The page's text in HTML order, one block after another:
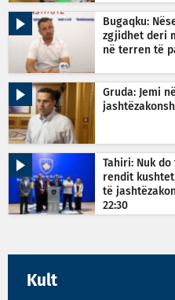
Bugaqku:
zgjidhet deri
në terren të
Gruda: Jemi
Tahiri: Nuk
rendit
të
22:30
Kult